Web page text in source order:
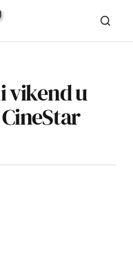
vikend u